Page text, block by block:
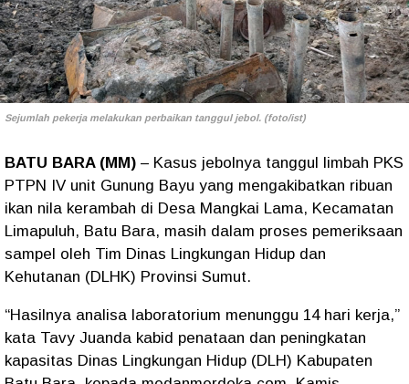
Sejumlah pekerja melakukan perbaikan tanggul jebol. (foto/ist)
BATU BARA (MM) – Kasus jebolnya tanggul limbah PKS
PTPN IV unit Gunung Bayu yang mengakibatkan ribuan
ikan nila kerambah di Desa Mangkai Lama, Kecamatan
Limapuluh, Batu Bara, masih dalam proses pemeriksaan
sampel oleh Tim Dinas Lingkungan Hidup dan
Kehutanan (DLHK) Provinsi Sumut.
“Hasilnya analisa laboratorium menunggu 14 hari kerja,”
kata Tavy Juanda kabid penataan dan peningkatan
kapasitas Dinas Lingkungan Hidup (DLH) Kabupaten